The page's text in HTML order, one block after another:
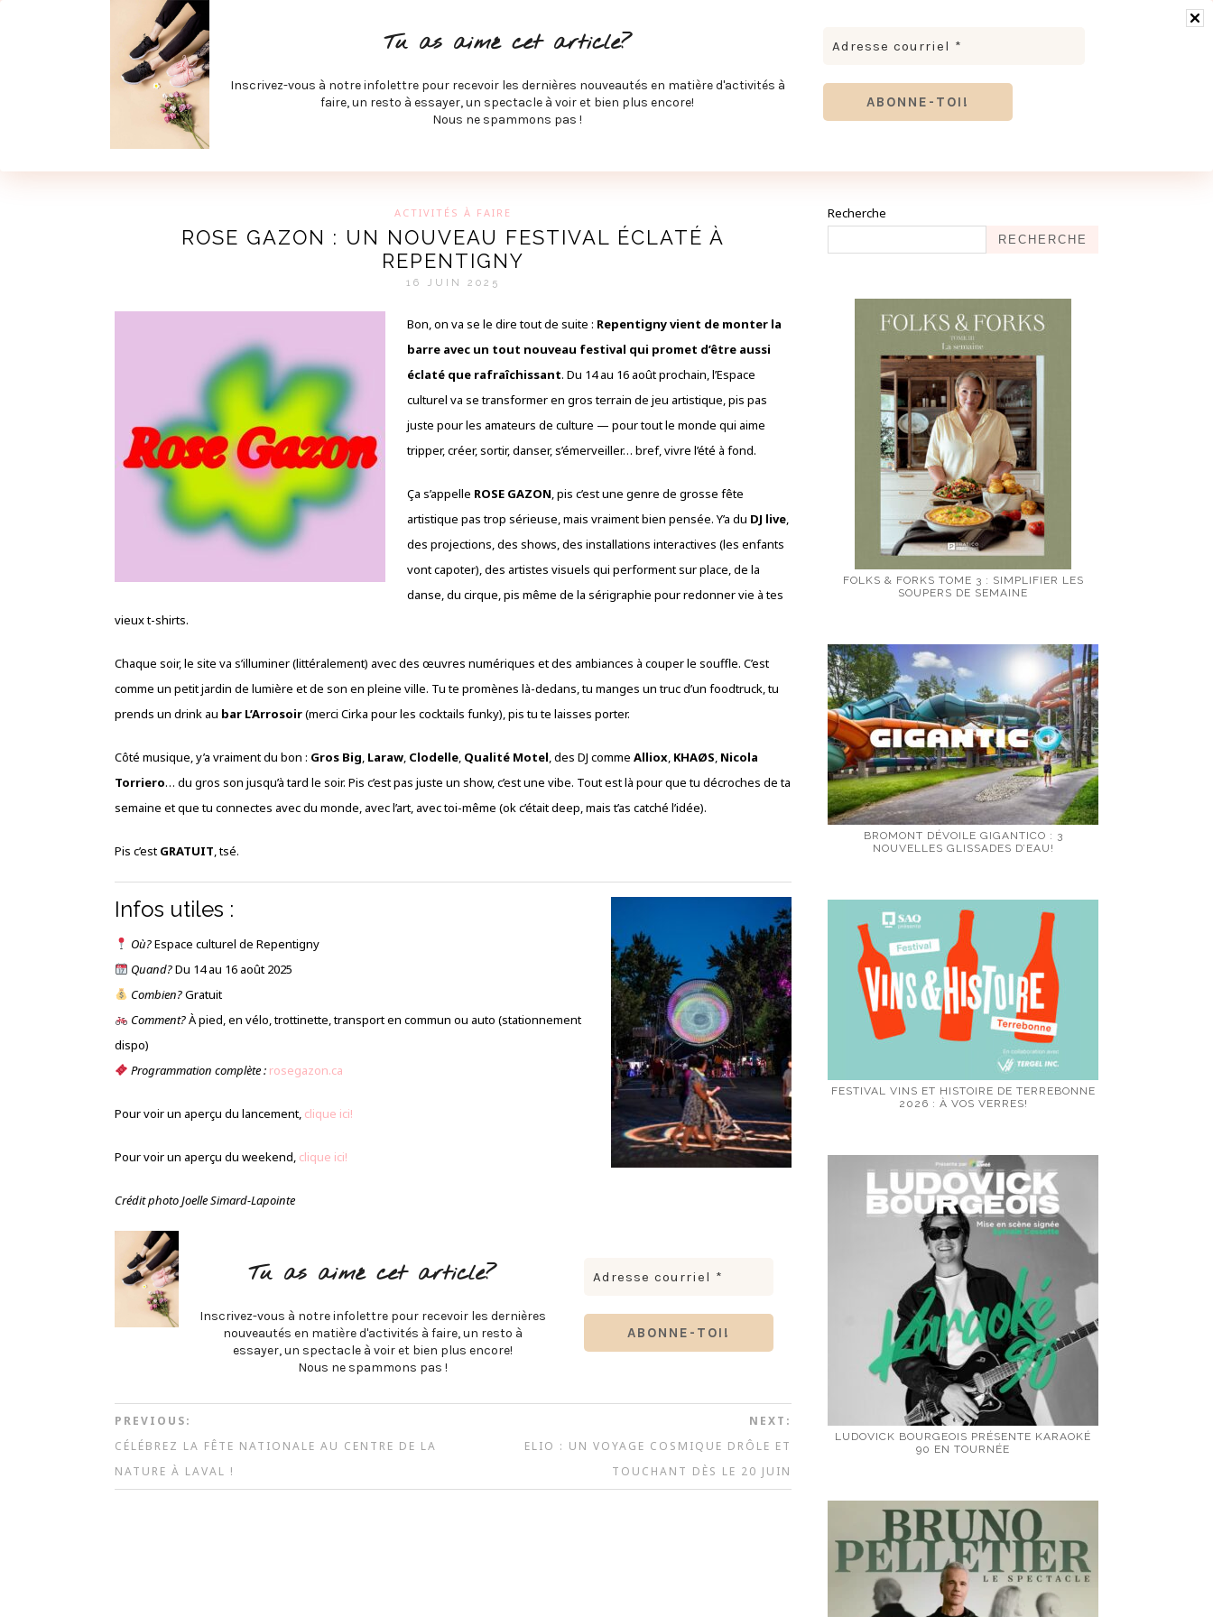
SPÉCIAL RENTRÉE
LECTURE ET FILMS PRODUITS À DÉCOUVRIR
JOINDRE MEVE ET CIE | COLLABORATIONS & MÉDIAS MEVE ET CIE
ACTIVITÉS À FAIRE
ROSE GAZON : UN NOUVEAU FESTIVAL ÉCLATÉ À
REPENTIGNY
16 JUIN 2025
Bon, on va se le dire tout de suite : Repentigny vient de monter la
barre avec un tout nouveau festival qui promet d’être aussi
éclaté que rafraîchissant. Du 14 au 16 août prochain, l’Espace
culturel va se transformer en gros terrain de jeu artistique, pis pas
juste pour les amateurs de culture — pour tout le monde qui aime
tripper, créer, sortir, danser, s’émerveiller… bref, vivre l’été à fond.
Ça s’appelle ROSE GAZON, pis c’est une genre de grosse fête
artistique pas trop sérieuse, mais vraiment bien pensée. Y’a du DJ live,
des projections, des shows, des installations interactives (les enfants
vont capoter), des artistes visuels qui performent sur place, de la
danse, du cirque, pis même de la sérigraphie pour redonner vie à tes
vieux t-shirts.
Chaque soir, le site va s’illuminer (littéralement) avec des œuvres numériques et des ambiances à couper le souffle. C’est
comme un petit jardin de lumière et de son en pleine ville. Tu te promènes là-dedans, tu manges un truc d’un foodtruck, tu
prends un drink au bar L’Arrosoir(merci Cirka pour les cocktails funky), pis tu te laisses porter.
Côté musique, y’a vraiment du bon : Gros Big, Laraw, Clodelle, Qualité Motel, des DJ comme Alliox, KHAØS, Nicola
Torriero… du gros son jusqu’à tard le soir. Pis c’est pas juste un show, c’est une vibe. Tout est là pour que tu décroches de ta
semaine et que tu connectes avec du monde, avec l’art, avec toi-même (ok c’était deep, mais t’as catché l’idée).
Pis c’est GRATUIT, tsé.
Infos utiles :
Où?Espace culturel de Repentigny
Quand?Du 14 au 16 août 2025
Combien?Gratuit
Comment?À pied, en vélo, trottinette, transport en commun ou auto (stationnement
dispo)
Programmation complète : rosegazon.ca
Pour voir un aperçu du lancement, clique ici!
Pour voir un aperçu du weekend, clique ici!
Crédit photo Joelle Simard-Lapointe
Tu as aimé cet article?
Inscrivez-vous à notre infolettre pour recevoir les dernières
nouveautés en matière d'activités à faire, un resto à
essayer, un spectacle à voir et bien plus encore!
Nous ne spammons pas !
Tu as aimé cet article?
Inscrivez-vous à notre infolettre pour recevoir les dernières nouveautés en matière d'activités à
faire, un resto à essayer, un spectacle à voir et bien plus encore!
Nous ne spammons pas !
PREVIOUS:
CÉLÉBREZ LA FÊTE NATIONALE AU CENTRE DE LA
NATURE À LAVAL !
NEXT:
ELIO : UN VOYAGE COSMIQUE DRÔLE ET
TOUCHANT DÈS LE 20 JUIN
Recherche
RECHERCHE
FOLKS & FORKS TOME 3 : SIMPLIFIER LES
SOUPERS DE SEMAINE
BROMONT DÉVOILE GIGANTICO : 3
NOUVELLES GLISSADES D’EAU!
FESTIVAL VINS ET HISTOIRE DE TERREBONNE
2026 : À VOS VERRES!
LUDOVICK BOURGEOIS PRÉSENTE KARAOKÉ
90 EN TOURNÉE